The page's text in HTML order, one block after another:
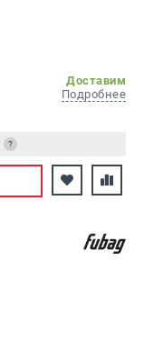
Доставим
Подробнее
?